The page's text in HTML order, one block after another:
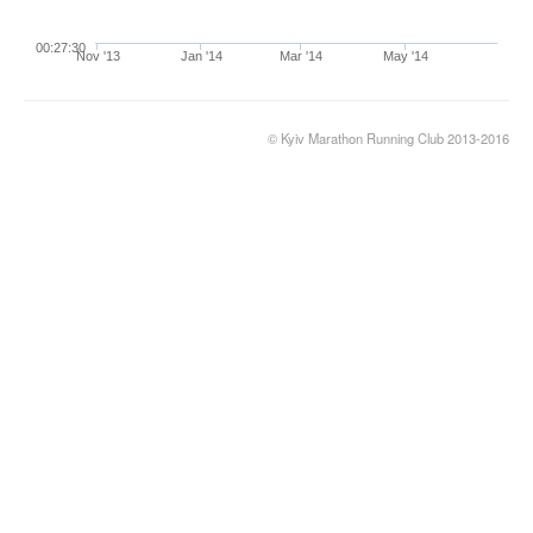
Nov '13 Jan '14 Mar '14 May '14
00:27:30
© Kyiv Marathon Running Club 2013-2016